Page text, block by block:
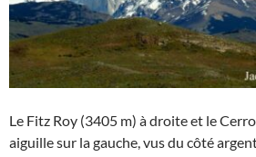
Le Fitz Roy (3405 m) à droite et le
aiguille sur la gauche, vus du côté